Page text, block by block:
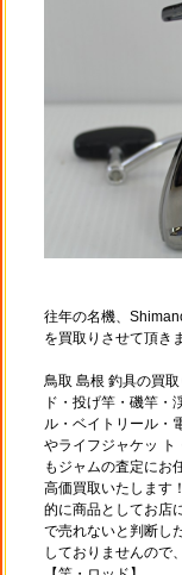
往年の名機、
を買取りさせて頂き
鳥取 島根 釣具の買
ド・投げ竿・磯竿・
ル・ベイトリール・
やライフジャケッ ト
もジャムの査定にお
高価買取いたします
的に商品としてお店
で売れないと判断し
しておりませんので